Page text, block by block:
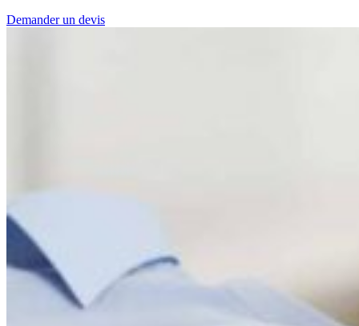
Demander un devis